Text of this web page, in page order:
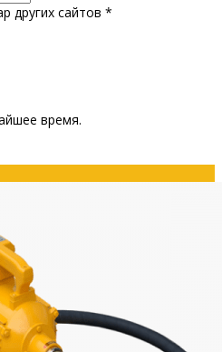
других сайтов *
время.